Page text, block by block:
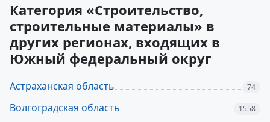
Категория «Строительство,
строительные материалы» в
других регионах, входящих в
Южный федеральный округ
Астраханская область 74
Волгоградская область 1558